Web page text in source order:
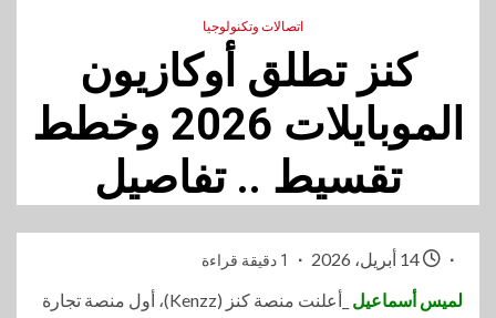
اتصالات وتكنولوجيا
كنز تطلق أوكازيون
الموبايلات 2026 وخطط
تقسيط .. تفاصيل
1 دقيقة قراءة
لميس أسماعيل
_أعلنت منصة كنز (Kenzz)، أول منصة تجارة